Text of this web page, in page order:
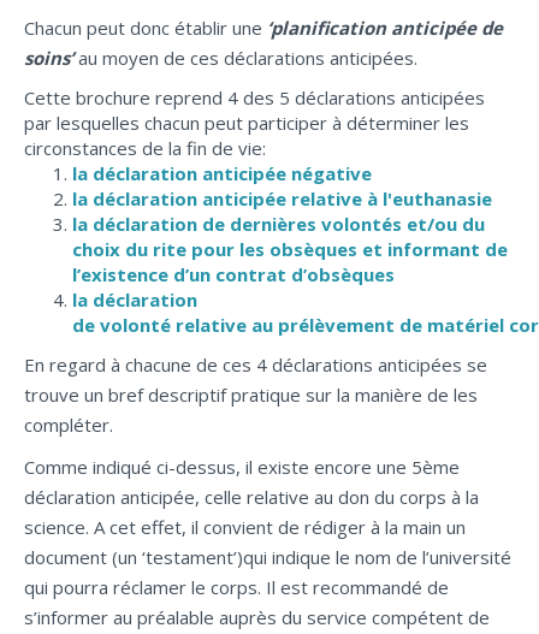
Chacun peut donc établir une ‘planification anticipée de
soins’au moyen de ces déclarations anticipées.
Cette brochure reprend 4 des 5 déclarations anticipées
par lesquelles chacun peut participer à déterminer les
circonstances de la fin de vie:
la déclaration anticipée négative
la déclaration anticipée relative à l'euthanasie
la déclaration de dernières volontés et/ou du
choix du rite pour les obsèques et informant de
l’existence d’un contrat d’obsèques
la déclaration
de volonté relative au prélèvement de matériel
En regard à chacune de ces 4 déclarations anticipées se
trouve un bref descriptif pratique sur la manière de les
compléter.
Comme indiqué ci-dessus, il existe encore une 5ème
déclaration anticipée, celle relative au don du corps à la
science. A cet effet, il convient de rédiger à la main un
document (un ‘testament’)qui indique le nom de l’université
qui pourra réclamer le corps. Il est recommandé de
s’informer au préalable auprès du service compétent de